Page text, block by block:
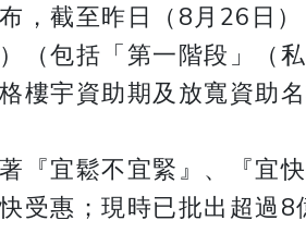
，截至昨日（8月26日
（包括「第一階段」（
樓宇資助期及放寬資助
『宜鬆不宜緊』、『宜
受惠；現時已批出超過